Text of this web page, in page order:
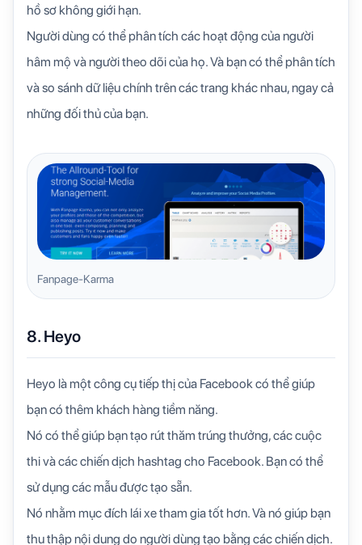
hồ sơ không giới hạn.
Người dùng có thể phân tích các hoạt động của người
hâm mộ và người theo dõi của họ. Và bạn có thể phân tích
và so sánh dữ liệu chính trên các trang khác nhau, ngay cả
những đối thủ của bạn.
Fanpage-Karma
8. Heyo
Heyo là một công cụ tiếp thị của Facebook có thể giúp
bạn có thêm khách hàng tiềm năng.
Nó có thể giúp bạn tạo rút thăm trúng thưởng, các cuộc
thi và các chiến dịch hashtag cho Facebook. Bạn có thể
sử dụng các mẫu được tạo sẵn.
Nó nhằm mục đích lái xe tham gia tốt hơn. Và nó giúp bạn
thu thập nội dung do người dùng tạo bằng các chiến dịch.